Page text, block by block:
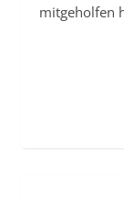
mitgeholfen